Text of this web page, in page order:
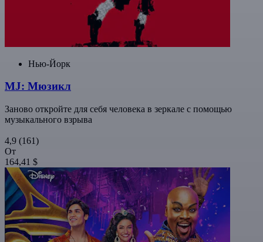
Нью-Йорк
MJ: Мюзикл
Заново откройте для себя человека в зеркале с помощью
музыкального взрыва
4,9 (161)
От
164,41 $